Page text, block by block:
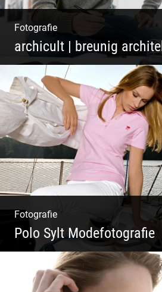
Fotografie
archicult | breunig
Architekten & Bürokatzen |
Bauleiter | Mitarbeiter
Köpfe
Fotografie
Polo Sylt Modefotografie
Polo Sylt Modefotografie